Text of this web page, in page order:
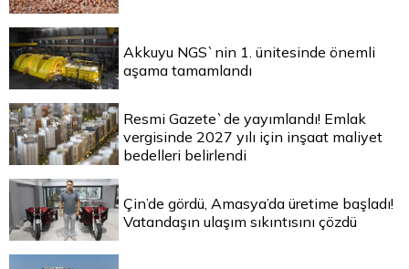
Akkuyu NGS`nin 1. ünitesinde önemli
aşama tamamlandı
Resmi Gazete`de yayımlandı! Emlak
vergisinde 2027 yılı için inşaat maliyet
bedelleri belirlendi
Çin’de gördü, Amasya’da üretime başladı!
Vatandaşın ulaşım sıkıntısını çözdü